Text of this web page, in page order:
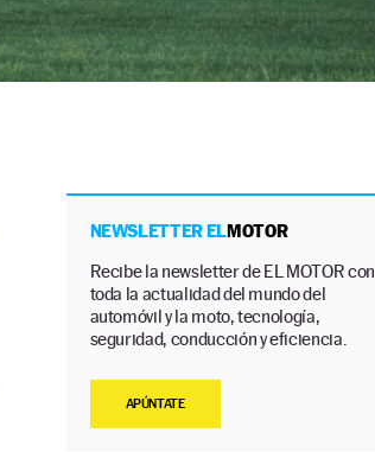
NEWSLETTER ELMOTOR
Recibe la newsletter de EL MOTOR con
toda la actualidad del mundo del
automóvil y la moto, tecnología,
seguridad, conducción y eficiencia.
APÚNTATE